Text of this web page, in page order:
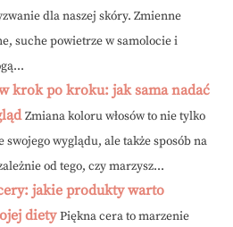
dla naszej skóry. Zmienne
suche powietrze w samolocie i
krok po kroku: jak sama nadać
Zmiana koloru włosów to nie tylko
swojego wyglądu, ale także sposób na
od tego, czy marzysz...
jakie produkty warto
diety Piękna cera to marzenie